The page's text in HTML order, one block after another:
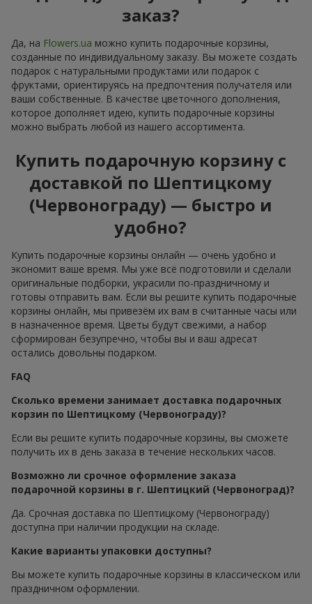
заказ?
Да, на Flowers.ua можно купить подарочные корзины,
созданные по индивидуальному заказу. Вы можете создать
подарок с натуральными продуктами или подарок с
фруктами, ориентируясь на предпочтения получателя или
ваши собственные. В качестве цветочного дополнения,
которое дополняет идею, купить подарочные корзины
можно выбрать любой из нашего ассортимента.
Купить подарочную корзину с
доставкой по Шептицкому
(Червонограду) — быстро и
удобно?
Купить подарочные корзины онлайн — очень удобно и
экономит ваше время. Мы уже всё подготовили и сделали
оригинальные подборки, украсили по-праздничному и
готовы отправить вам. Если вы решите купить подарочные
корзины онлайн, мы привезём их вам в считанные часы или
в назначенное время. Цветы будут свежими, а набор
сформирован безупречно, чтобы вы и ваш адресат
остались довольны подарком.
FAQ
Сколько времени занимает доставка подарочных
корзин по Шептицкому (Червонограду)?
Если вы решите купить подарочные корзины, вы сможете
получить их в день заказа в течение нескольких часов.
Возможно ли срочное оформление заказа
подарочной корзины в г. Шептицкий (Червоноград)?
Да. Срочная доставка по Шептицкому (Червонограду)
доступна при наличии продукции на складе.
Какие варианты упаковки доступны?
Вы можете купить подарочные корзины в классическом или
праздничном оформлении.